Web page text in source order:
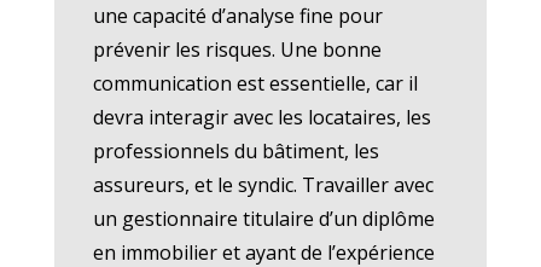
une capacité d’analyse fine pour
prévenir les risques. Une bonne
communication est essentielle, car il
devra interagir avec les locataires, les
professionnels du bâtiment, les
assureurs, et le syndic. Travailler avec
un gestionnaire titulaire d’un diplôme
en immobilier et ayant de l’expérience